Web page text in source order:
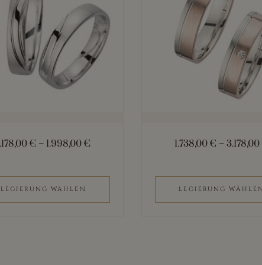
€ – 1.998,00 €
LEGIERUNG WÄHLEN
1.738,00€ –3.178,00
LEGIERUNG WÄHLEN
Produktseite